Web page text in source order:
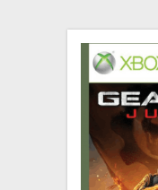
SPOLEČENSKÉ HRY
PRODEJNY